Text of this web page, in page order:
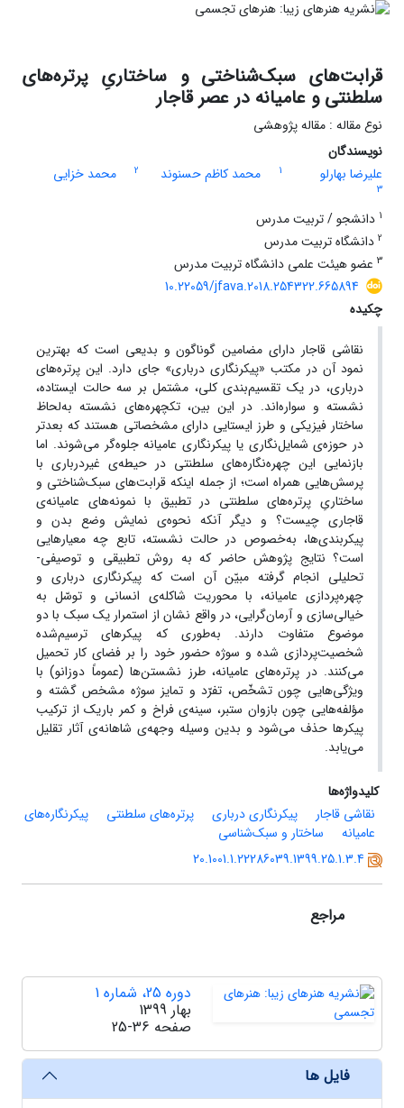
قرابت‌های سبک‌شناختی و ساختاریِ پرتره‌های
سلطنتی و عامیانه در عصر قاجار
نوع مقاله : مقاله پژوهشی
نویسندگان
علیرضا بهارلو
1 محمد کاظم حسنوند 2 محمد خزایی
3
1 دانشجو / تربیت مدرس
2 دانشگاه تربیت مدرس
3 عضو هیئت علمی دانشگاه تربیت مدرس
10.22059/jfava.2018.254322.665894
چکیده
نقاشی قاجار دارای مضامین گوناگون و بدیعی است که بهترین
نمود آن در مکتب «پیکرنگاری درباری» جای دارد. این پرتره‌های
درباری، در یک تقسیم‌بندی کلی، مشتمل بر سه حالت ایستاده،
نشسته و سواره‌اند. در این بین، تک­چهره‌های نشسته به‌لحاظ
ساختار فیزیکی و طرز ایستایی دارای مشخصاتی هستند که بعدتر
در حوزه‌ی شمایل‌نگاری یا پیکرنگاری عامیانه جلوه‌گر می‌شوند. اما
بازنمایی این چهره‌نگاره‌های سلطنتی در حیطه‌ی غیردرباری با
پرسش‌هایی همراه است؛ از جمله اینکه قرابت‌های سبک‌شناختی و
ساختاریِ پرتره‌های سلطنتی در تطبیق با نمونه‌های عامیانه‌ی
قاجاری چیست؟ و دیگر آنکه نحوه‌ی نمایش وضع بدن و
پیکربندی‌ها، به‌خصوص در حالت نشسته، تابع چه معیارهایی
است؟ نتایج پژوهش حاضر که به روش تطبیقی و توصیفی-
تحلیلی انجام گرفته مبیّن آن است که پیکرنگاری درباری و
چهره‌پردازی عامیانه، با محوریت شاکله‌ی انسانی و توسّل به
خیالی‌سازی و آرمان‌گرایی، در واقع نشان از استمرار یک سبک با دو
موضوع متفاوت دارند. به‌طوری که پیکرهای ترسیم‌شده
شخصیت‌پردازی شده و سوژه حضور خود را بر فضای کار تحمیل
می‌کنند. در پرتره‌های عامیانه، طرز نشستن‌ها (عموماً دوزانو) با
ویژگی‌هایی چون تشخّص، تفرّد و تمایز سوژه مشخص گشته و
مؤلفه‌هایی چون بازوان ستبر، سینه‌ی فراخ و کمر باریک از ترکیب
پیکرها حذف می‌شود و بدین وسیله وجهه‌ی شاهانه‌ی آثار تقلیل
می‌یابد.
کلیدواژه‌ها
نقاشی قاجار
پیکرنگاری درباری پرتره‌های سلطنتی
پیکرنگاره‌های
عامیانه
ساختار و سبک‌شناسی
20.1001.1.22286039.1399.25.1.3.4
مراجع
دوره 25، شماره 1
بهار 1399
صفحه 25-36
فایل ها